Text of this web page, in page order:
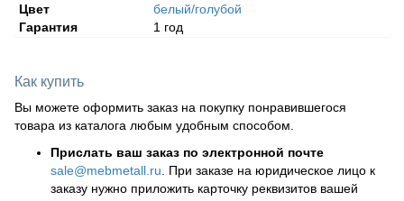
Цвет
белый/голубой
Гарантия
1 год
Как купить
Вы можете оформить заказ на покупку понравившегося
товара из каталога любым удобным способом.
Прислать ваш заказ по электронной почте
sale@mebmetall.ru . При заказе на юридическое лицо к
заказу нужно приложить карточку реквизитов вашей